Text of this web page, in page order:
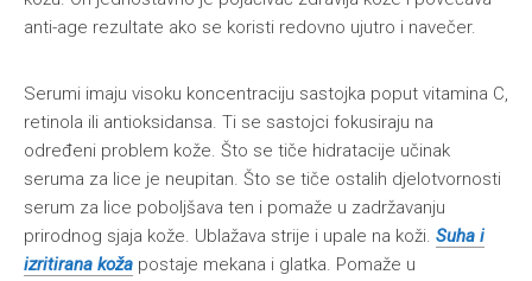
anti-age rezultate ako se koristi redovno ujutro i navečer.
Serumi imaju visoku koncentraciju sastojka poput vitamina C,
retinola ili antioksidansa. Ti se sastojci fokusiraju na
određeni problem kože. Što se tiče hidratacije učinak
seruma za lice je neupitan. Što se tiče ostalih djelotvornosti
serum za lice poboljšava ten i pomaže u zadržavanju
prirodnog sjaja kože. Ublažava strije i upale na koži. Suha i
izritirana koža postaje mekana i glatka. Pomaže u